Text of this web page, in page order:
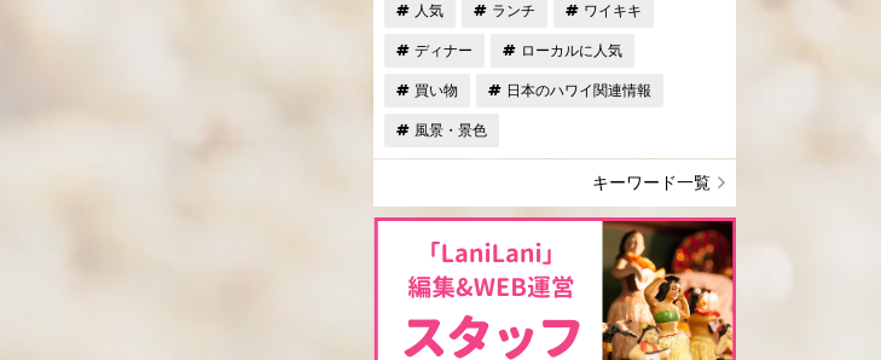
人気 ランチ ワイキキ
ディナー ローカルに人気
買い物 日本のハワイ関連情報
風景・景色
キーワード一覧